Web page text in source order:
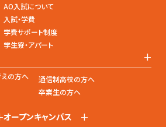
AO入試について
入試・学費
学費サポート制度
学生寮・アパート
+
の方へ
通信制高校の方へ
卒業生の方へ
オープンキャンパス +